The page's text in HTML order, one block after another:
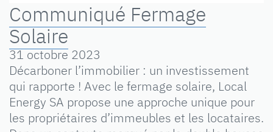
Communiqué Fermage
Solaire
31 octobre 2023
Décarboner l’immobilier : un investissement
qui rapporte ! Avec le fermage solaire, Local
Energy SA propose une approche unique pour
les propriétaires d’immeubles et les locataires.